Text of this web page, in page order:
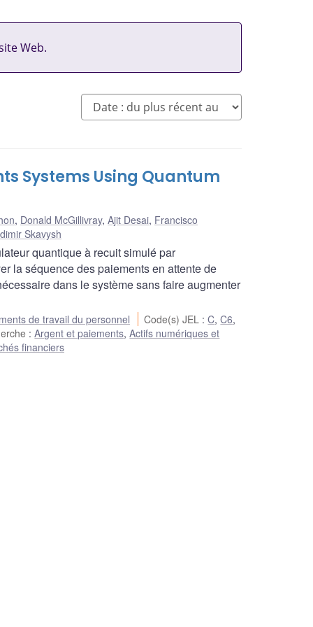
Web.
Systems Using Quantum
, Donald McGillivray, Ajit Desai, Francisco
Skavysh
quantique à recuit simulé par
la séquence des paiements en attente de
dans le système sans faire augmenter
de travail du personnel Code(s) JEL :C,C6,
:Argent et paiements,Actifs numériques et
financiers